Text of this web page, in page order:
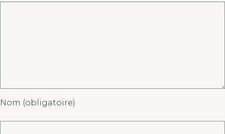
Nom (obligatoire)